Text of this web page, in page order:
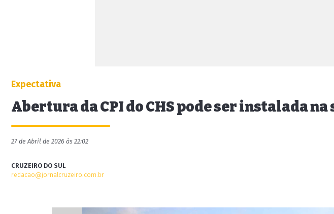
Expectativa
Abertura da CPI do CHS pode ser instalada
27 de Abril de 2026 às 22:02
CRUZEIRO DO SUL
redacao@jornalcruzeiro.com.br